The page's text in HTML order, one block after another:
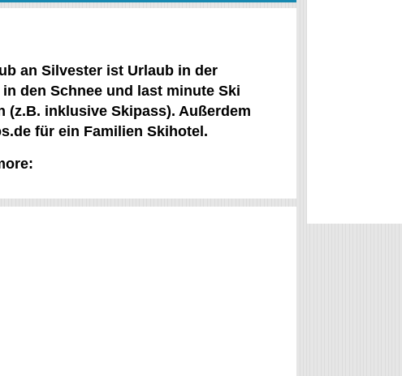
an Silvester ist Urlaub in der
den Schnee und last minute Ski
(z.B. inklusive Skipass). Außerdem
für ein Familien Skihotel.